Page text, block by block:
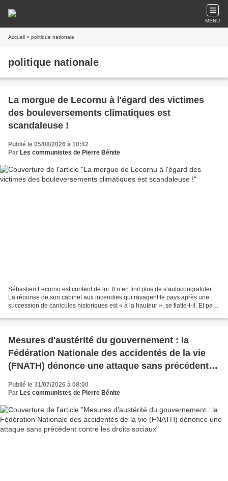
MENU
Accueil » politique nationale
politique nationale
La morgue de Lecornu à l'égard des victimes
des bouleversements climatiques est
scandaleuse !
Publié le 05/08/2026 à 10:42
Par Les communistes de Pierre Bénite
Sébastien Lecornu est content de lui. Il n’en finit plus de s’autocongratuler.
La réponse de son cabinet aux incendies qui ravagent le pays après une
succession de canicules historiques est « à la hauteur », se flatte-t-il. Et pas
Mesures d'austérité du gouvernement : la
Fédération Nationale des accidentés de la vie
(FNATH) dénonce une attaque sans précédent
Publié le 31/07/2026 à 08:00
Par Les communistes de Pierre Bénite